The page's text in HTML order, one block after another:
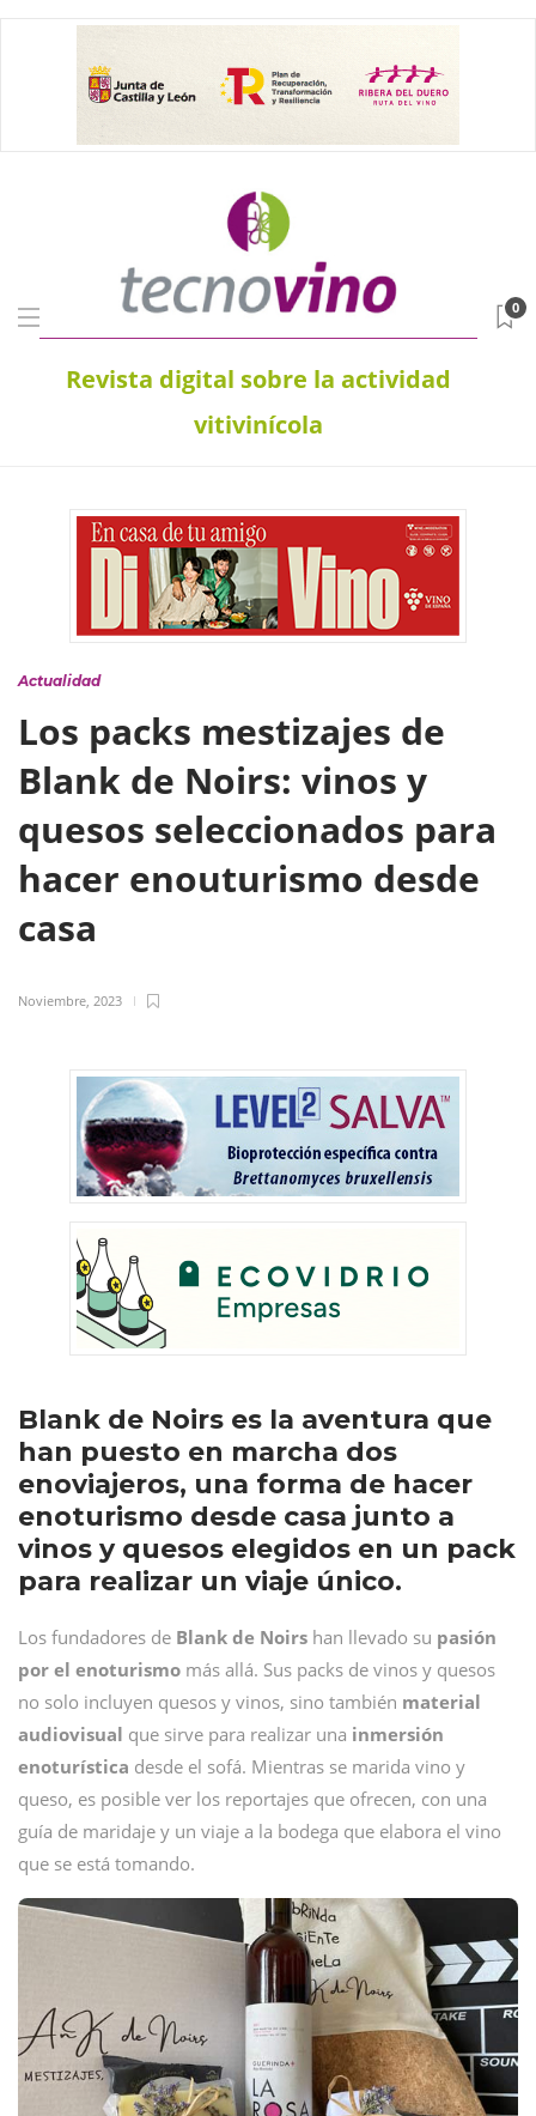
Revista digital sobre la actividad
vitivinícola
0
Actualidad
Los packs mestizajes de
Blank de Noirs: vinos y
quesos seleccionados para
hacer enouturismo desde
casa
Noviembre, 2023
Blank de Noirs es la aventura que
han puesto en marcha dos
enoviajeros, una forma de hacer
enoturismo desde casa junto a
vinos y quesos elegidos en un pack
para realizar un viaje único.
Los fundadores de Blank de Noirs han llevado su pasión
por el enoturismo más allá. Sus packs de vinos y quesos
no solo incluyen quesos y vinos, sino también material
audiovisual que sirve para realizar una inmersión
enoturística desde el sofá. Mientras se marida vino y
queso, es posible ver los reportajes que ofrecen, con una
guía de maridaje y un viaje a la bodega que elabora el vino
que se está tomando.